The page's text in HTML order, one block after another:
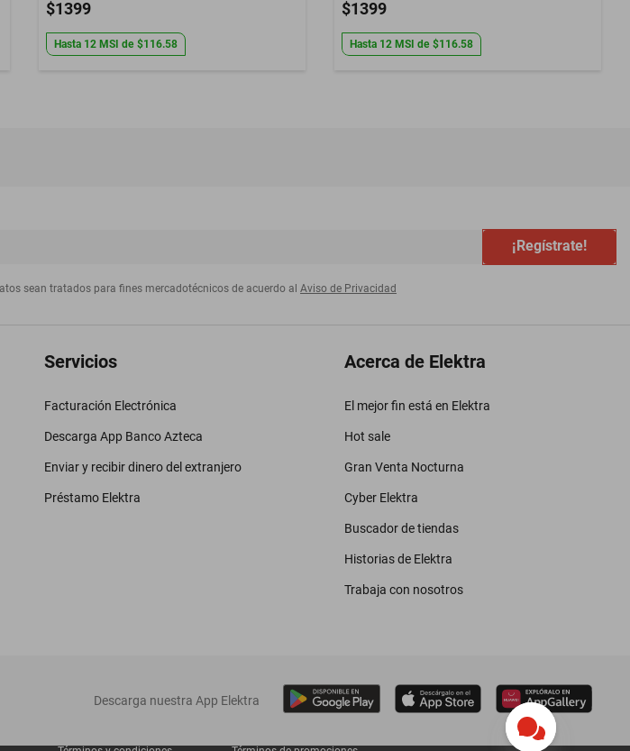
$1399
Hasta 12 MSI de $116.58
$1399
Hasta 12 MSI de $116.58
¡Regístrate!
sean tratados para fines mercadotécnicos de acuerdo al Aviso de Privacidad
Servicios
Facturación Electrónica
Descarga App Banco Azteca
Enviar y recibir dinero del extranjero
Préstamo Elektra
Acerca de Elektra
El mejor fin está en Elektra
Hot sale
Gran Venta Nocturna
Cyber Elektra
Buscador de tiendas
Historias de Elektra
Trabaja con nosotros
‎ Descarga nuestra App Elektra